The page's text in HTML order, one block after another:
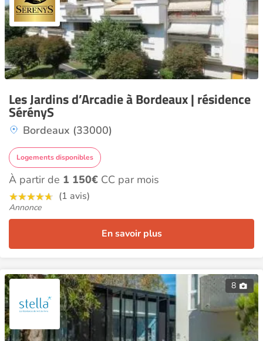
Les Jardins d’Arcadie à Bordeaux | résidence
SérényS
Bordeaux (33000)
Logements disponibles
À partir de 1 150€ CC par mois
(1 avis)
Annonce
En savoir plus
8